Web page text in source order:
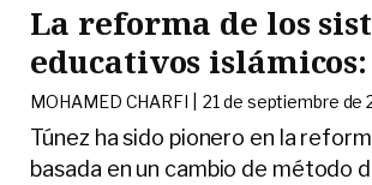
La reforma de los
educativos
MOHAMED CHARFI |21 de septiembre de
Túnez ha sido pionero en la
basada en un cambio de método